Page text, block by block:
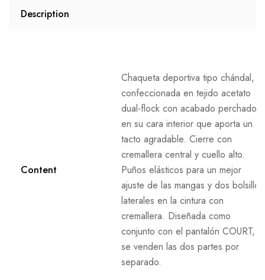
Description
Content
Chaqueta deportiva tipo chándal,
confeccionada en tejido acetato
dual-flock con acabado perchado
en su cara interior que aporta un
tacto agradable. Cierre con
cremallera central y cuello alto.
Puños elásticos para un mejor
ajuste de las mangas y dos bolsillos
laterales en la cintura con
cremallera. Diseñada como
conjunto con el pantalón COURT,
se venden las dos partes por
separado.